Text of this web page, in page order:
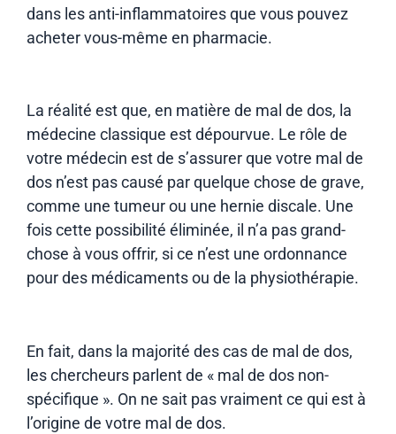
dans les anti-inflammatoires que vous pouvez
acheter vous-même en pharmacie.
La réalité est que, en matière de mal de dos, la
médecine classique est dépourvue. Le rôle de
votre médecin est de s’assurer que votre mal de
dos n’est pas causé par quelque chose de grave,
comme une tumeur ou une hernie discale. Une
fois cette possibilité éliminée, il n’a pas grand-
chose à vous offrir, si ce n’est une ordonnance
pour des médicaments ou de la physiothérapie.
En fait, dans la majorité des cas de mal de dos,
les chercheurs parlent de « mal de dos non-
spécifique ». On ne sait pas vraiment ce qui est à
l’origine de votre mal de dos.